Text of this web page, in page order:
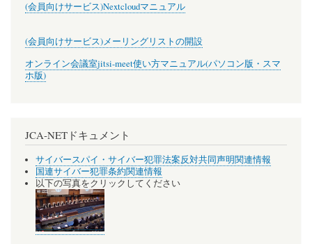
(会員向けサービス)Nextcloudマニュアル
(会員向けサービス)メーリングリストの開設
オンライン会議室jitsi-meet使い方マニュアル(パソコン版・スマ
ホ版)
JCA-NETドキュメント
サイバースパイ・サイバー犯罪法案反対共同声明関連情報
国連サイバー犯罪条約関連情報
以下の写真をクリックしてください